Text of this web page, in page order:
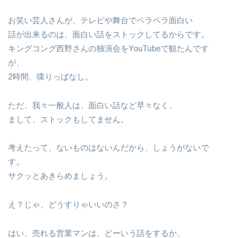
お笑い芸人さんが、テレビや舞台でペラペラ面白い
話が出来るのは、面白い話をストックしてるからです。
キングコング西野さんの独演会をYouTubeで観たんです
が、
2時間、喋りっぱなし。
ただ、我々一般人は、面白い話など早々なく、
まして、ストックもしてません。
考えたって、ないものはないんだから、しょうがないで
す。
サクッとあきらめましょう。
え？じゃ、どうすりゃいいのさ？
はい、売れる営業マンは、どーいう話をするか、